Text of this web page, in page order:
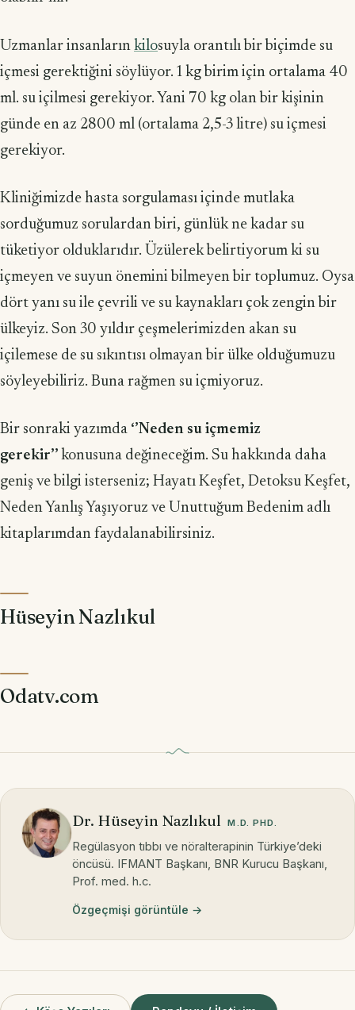
Uzmanlar insanların kilosuyla orantılı bir biçimde su
içmesi gerektiğini söylüyor. 1 kg birim için ortalama 40
ml. su içilmesi gerekiyor. Yani 70 kg olan bir kişinin
günde en az 2800 ml (ortalama 2,5-3 litre) su içmesi
gerekiyor.
Kliniğimizde hasta sorgulaması içinde mutlaka
sorduğumuz sorulardan biri, günlük ne kadar su
tüketiyor olduklarıdır. Üzülerek belirtiyorum ki su
içmeyen ve suyun önemini bilmeyen bir toplumuz. Oysa
dört yanı su ile çevrili ve su kaynakları çok zengin bir
ülkeyiz. Son 30 yıldır çeşmelerimizden akan su
içilemese de su sıkıntısı olmayan bir ülke olduğumuzu
söyleyebiliriz. Buna rağmen su içmiyoruz.
Bir sonraki yazımda ‘’Neden su içmemiz
gerekir’’ konusuna değineceğim. Su hakkında daha
geniş ve bilgi isterseniz; Hayatı Keşfet, Detoksu Keşfet,
Neden Yanlış Yaşıyoruz ve Unuttuğum Bedenim adlı
kitaplarımdan faydalanabilirsiniz.
Hüseyin Nazlıkul
Odatv.com
Dr. Hüseyin Nazlıkul M.D. PHD.
Regülasyon tıbbı ve nöralterapinin Türkiye’deki
öncüsü. IFMANT Başkanı, BNR Kurucu Başkanı,
Prof. med. h.c.
Özgeçmişi görüntüle →